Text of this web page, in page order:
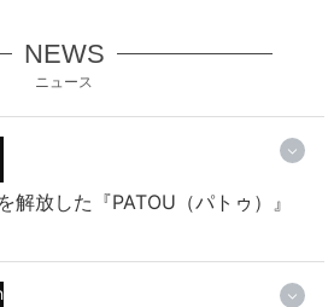
NEWS
ニュース
解放した『PATOU（パトゥ）』